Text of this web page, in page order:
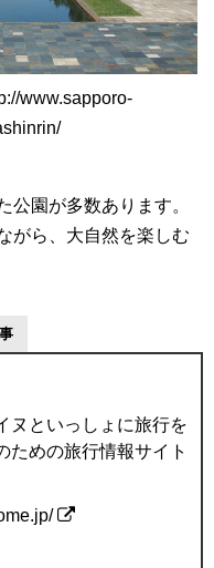
www.sapporo-
公園が多数あります。
がら、大自然を楽しむ
ヌといっしょに旅行を
ための旅行情報サイト